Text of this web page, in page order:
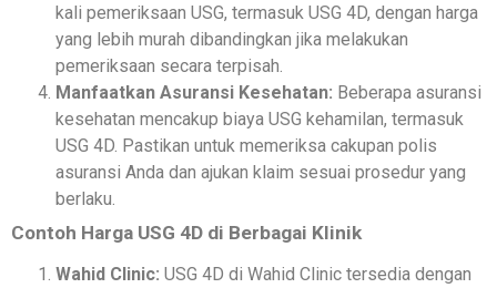
kali pemeriksaan USG, termasuk USG 4D, dengan harga
yang lebih murah dibandingkan jika melakukan
pemeriksaan secara terpisah.
Manfaatkan Asuransi Kesehatan: Beberapa asuransi
kesehatan mencakup biaya USG kehamilan, termasuk
USG 4D. Pastikan untuk memeriksa cakupan polis
asuransi Anda dan ajukan klaim sesuai prosedur yang
berlaku.
Contoh Harga USG 4D di Berbagai Klinik
Wahid Clinic: USG 4D di Wahid Clinic tersedia dengan